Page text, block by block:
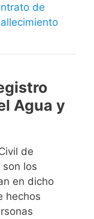
de
Agua y
de
los
en dicho
hechos